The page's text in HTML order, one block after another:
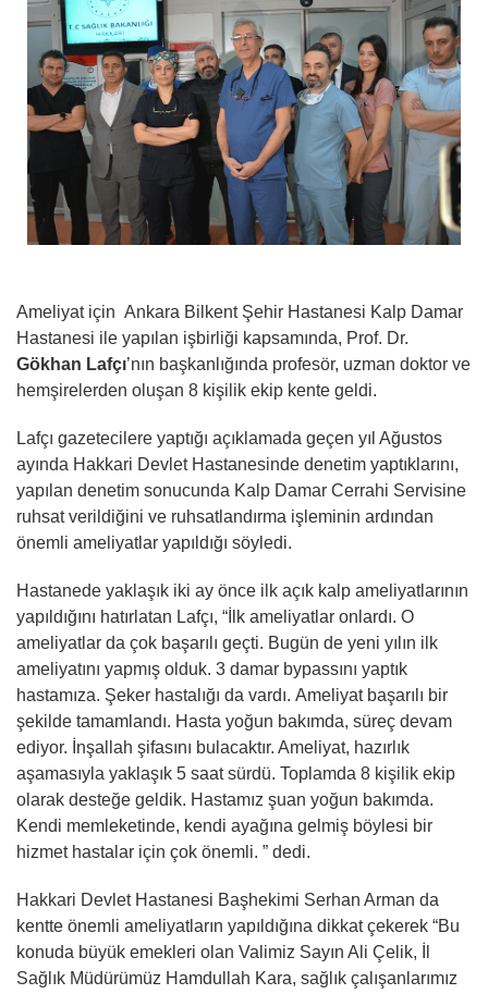
Ameliyat için Ankara Bilkent Şehir Hastanesi Kalp Damar
Hastanesi ile yapılan işbirliği kapsamında, Prof. Dr.
Gökhan Lafçı’nın başkanlığında profesör, uzman doktor ve
hemşirelerden oluşan 8 kişilik ekip kente geldi.
Lafçı gazetecilere yaptığı açıklamada geçen yıl Ağustos
ayında Hakkari Devlet Hastanesinde denetim yaptıklarını,
yapılan denetim sonucunda Kalp Damar Cerrahi Servisine
ruhsat verildiğini ve ruhsatlandırma işleminin ardından
önemli ameliyatlar yapıldığı söyledi.
Hastanede yaklaşık iki ay önce ilk açık kalp ameliyatlarının
yapıldığını hatırlatan Lafçı, “İlk ameliyatlar onlardı. O
ameliyatlar da çok başarılı geçti. Bugün de yeni yılın ilk
ameliyatını yapmış olduk. 3 damar bypassını yaptık
hastamıza. Şeker hastalığı da vardı. Ameliyat başarılı bir
şekilde tamamlandı. Hasta yoğun bakımda, süreç devam
ediyor. İnşallah şifasını bulacaktır. Ameliyat, hazırlık
aşamasıyla yaklaşık 5 saat sürdü. Toplamda 8 kişilik ekip
olarak desteğe geldik. Hastamız şuan yoğun bakımda.
Kendi memleketinde, kendi ayağına gelmiş böylesi bir
hizmet hastalar için çok önemli. ” dedi.
Hakkari Devlet Hastanesi Başhekimi Serhan Arman da
kentte önemli ameliyatların yapıldığına dikkat çekerek “Bu
konuda büyük emekleri olan Valimiz Sayın Ali Çelik, İl
Sağlık Müdürümüz Hamdullah Kara, sağlık çalışanlarımız